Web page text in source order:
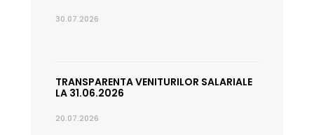
30.07.2026
TRANSPARENTA VENITURILOR SALARIALE
LA 31.06.2026
20.07.2026